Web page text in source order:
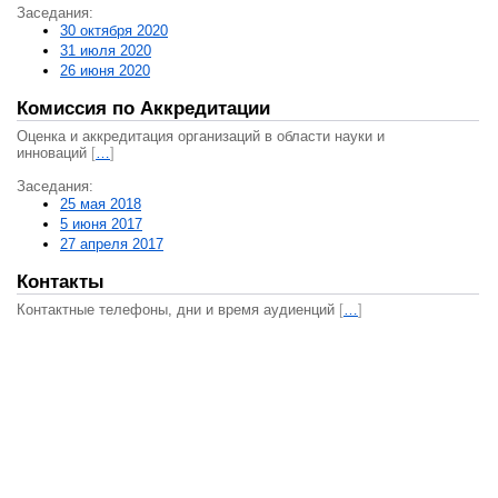
Заседания:
30 октября 2020
31 июля 2020
26 июня 2020
Комиссия по Аккредитации
Оценка и аккредитация организаций в области науки и
инноваций […]
Заседания:
25 мая 2018
5 июня 2017
27 апреля 2017
Контакты
Контактные телефоны, дни и время аудиенций […]